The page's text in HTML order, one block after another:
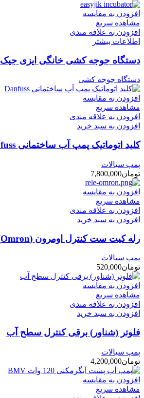
افزودن به مقایسه
مشاهده سریع
افزودن به علاقه مندی
اطلاعات بیشتر
دستگاه جوجه کشی خانگی ایزی جیک 42 عددیeasyjik
دستگاه جوجه کشی
افزودن به مقایسه
مشاهده سریع
افزودن به علاقه مندی
افزودن به سبد خرید
کلید اتوماتیک پمپ آب ساختمانی Danfuss
پمپ سیالات
تومان7,800,000
افزودن به مقایسه
مشاهده سریع
افزودن به علاقه مندی
افزودن به سبد خرید
رله کیت ست کنترل اومرون (Omron)
پمپ سیالات
تومان520,000
افزودن به مقایسه
مشاهده سریع
افزودن به علاقه مندی
افزودن به سبد خرید
فلوتر (شناور) برقی کنترل سطح آب
پمپ سیالات
تومان4,200,000
افزودن به مقایسه
مشاهده سریع